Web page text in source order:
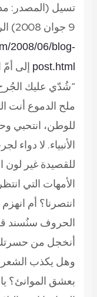
تسيل
9 جوان 2008) الرابط:
2008/06/blog-
post.html إلى أمّ
“شُدّي عليك الجُرح
ملح الدموع أنت
للوطن، انتحبي
الأنبياء. لا دواء
للقصيدة غير لون
الأمهات التي
انتصرنا؟ أم
الحروف سنُسند
أنخجل من
وهل يكذب
بعشق الموانئ؟